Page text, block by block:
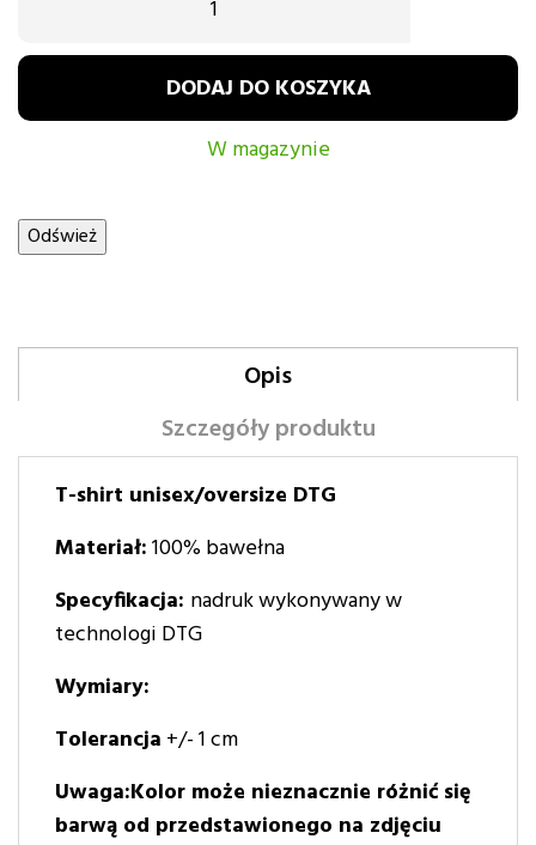
DODAJ DO KOSZYKA
W magazynie
Opis
Szczegóły produktu
T-shirt unisex/oversize DTG
Materiał:100% bawełna
Specyfikacja: nadruk wykonywany w
technologi DTG
Wymiary:
Tolerancja +/- 1 cm
Uwaga:Kolor może nieznacznie różnić się
barwą od przedstawionego na zdjęciu